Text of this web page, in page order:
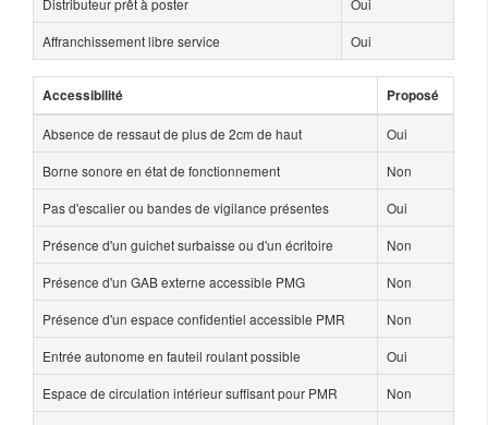
Affranchissement libre service
Oui
Accessibilité Proposé
Absence de ressaut de plus de 2cm de haut
Oui
Borne sonore en état de fonctionnement
Non
Pas d'escalier ou bandes de vigilance présentes
Oui
Présence d'un guichet surbaisse ou d'un écritoire
Non
Présence d'un GAB externe accessible PMG
Non
Présence d'un espace confidentiel accessible PMR
Non
Entrée autonome en fauteil roulant possible
Oui
Espace de circulation intérieur suffisant pour PMR
Non